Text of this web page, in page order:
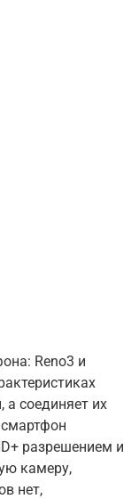
Reno3 и
а соединяет их
разрешением и
камеру,
нет,